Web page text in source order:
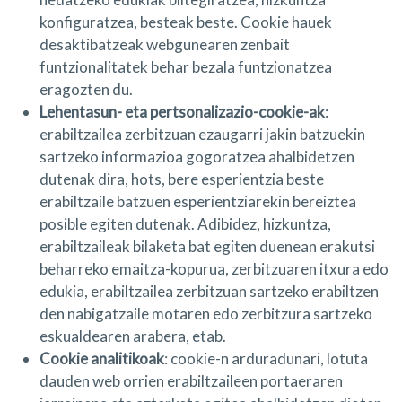
konfiguratzea, besteak beste. Cookie hauek
desaktibatzeak webgunearen zenbait
funtzionalitatek behar bezala funtzionatzea
eragozten du.
Lehentasun- eta pertsonalizazio-cookie-ak:
erabiltzailea zerbitzuan ezaugarri jakin batzuekin
sartzeko informazioa gogoratzea ahalbidetzen
dutenak dira, hots, bere esperientzia beste
erabiltzaile batzuen esperientziarekin bereiztea
posible egiten dutenak. Adibidez, hizkuntza,
erabiltzaileak bilaketa bat egiten duenean erakutsi
beharreko emaitza-kopurua, zerbitzuaren itxura edo
edukia, erabiltzailea zerbitzuan sartzeko erabiltzen
den nabigatzaile motaren edo zerbitzura sartzeko
eskualdearen arabera, etab.
Cookie analitikoak: cookie-n arduradunari, lotuta
dauden web orrien erabiltzaileen portaeraren